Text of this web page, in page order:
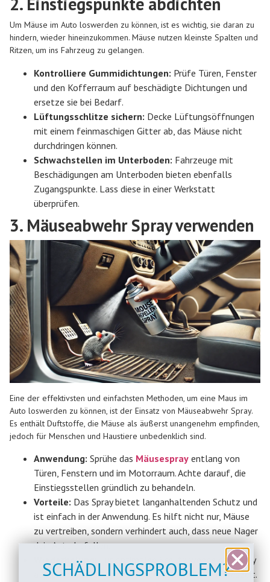
Um Mäuse im Auto loswerden zu können, ist es wichtig, sie daran zu
hindern, wieder hineinzukommen. Mäuse nutzen kleinste Spalten und
Ritzen, um ins Fahrzeug zu gelangen.
Kontrolliere Gummidichtungen: Prüfe Türen, Fenster
und den Kofferraum auf beschädigte Dichtungen und
ersetze sie bei Bedarf.
Lüftungsschlitze sichern: Decke Lüftungsöffnungen
mit einem feinmaschigen Gitter ab, das Mäuse nicht
durchdringen können.
Schwachstellen im Unterboden: Fahrzeuge mit
Beschädigungen am Unterboden bieten ebenfalls
Zugangspunkte. Lass diese in einer Werkstatt
überprüfen.
3. Mäuseabwehr Spray verwenden
Eine der effektivsten und einfachsten Methoden, um eine Maus im
Auto loswerden zu können, ist der Einsatz von Mäuseabwehr Spray.
Es enthält Duftstoffe, die Mäuse als äußerst unangenehm empfinden,
jedoch für Menschen und Haustiere unbedenklich sind.
Anwendung: Sprühe das Mäusespray entlang von
Türen, Fenstern und im Motorraum. Achte darauf, die
Einstiegsstellen gründlich zu behandeln.
Vorteile: Das Spray bietet langanhaltenden Schutz und
ist einfach in der Anwendung. Es hilft nicht nur, Mäuse
zu vertreiben, sondern verhindert auch, dass neue Nager
dein Auto befallen.
Wiederholung:
Für optimalen Schutz wende das Spray
alle paar Wochen an, besonders in der kalten Jahreszeit.
SCHÄDLINGSPROBLEM?